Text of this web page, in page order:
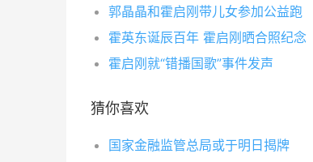
郭晶晶和霍启刚带儿女参加公益跑
霍英东诞辰百年 霍启刚晒合照纪念
霍启刚就“错播国歌”事件发声
猜你喜欢
国家金融监管总局或于明日揭牌